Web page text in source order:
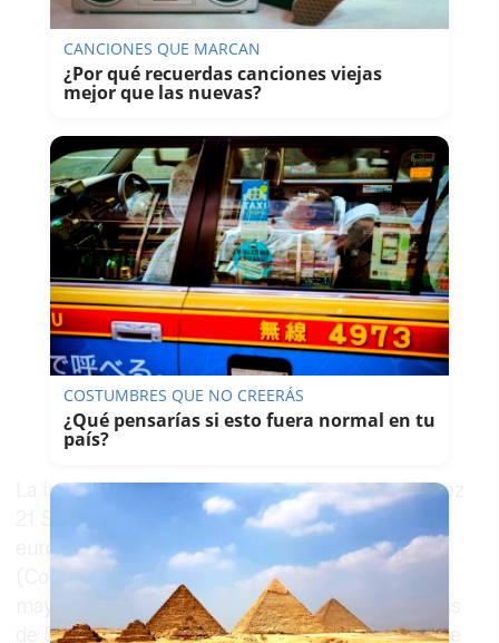
La inclusión de las acciones de la sociedad Xerez
21 Speed Festival, por valor de 1,2 millones de
euros, evitó que, en años anteriores, Comujesa
(Corporación Municipal de Jerez SA) declarara
mayores pérdidas —en 2016 fueron de poco más
de 58.000 euros—, algo que no ocurre con las de
CANCIONES QUE MARCAN
¿Por qué recuerdas canciones viejas
mejor que las nuevas?
COSTUMBRES QUE NO CREERÁS
¿Qué pensarías si esto fuera normal en tu
país?